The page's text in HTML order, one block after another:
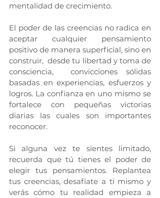
mentalidad de crecimiento.
El poder de las creencias no radica en
aceptar cualquier pensamiento
positivo de manera superficial, sino en
construir,  desde tu libertad y toma de
consciencia,  convicciones sólidas
basadas en experiencias, esfuerzos y
logros. La confianza en uno mismo se
fortalece con pequeñas victorias
diarias las cuales son importantes
reconocer.
Si alguna vez te sientes limitado,
recuerda que tú tienes el poder de
elegir tus pensamientos. Replantea
tus creencias, desafíate a ti mismo y
verás cómo tu realidad empieza a